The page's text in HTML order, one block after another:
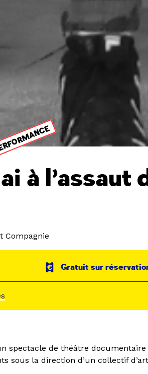
à l’assaut
Compagnie
Gratuit sur
spectacle de théâtre
sous la direction d’un collectif